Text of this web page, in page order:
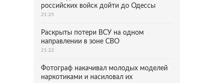
российских войск дойти до Одессы
21:25
Раскрыты потери ВСУ на одном
направлении в зоне СВО
21:22
Фотограф накачивал молодых моделей
наркотиками и насиловал их